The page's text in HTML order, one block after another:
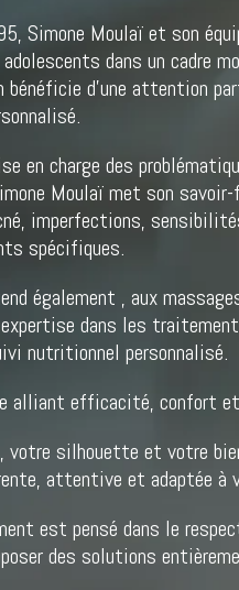
Simone Moulaï et son
dans un cadre
bénéficie d’une attention
en charge des
Moulaï met son
imperfections,
spécifiques.
également , aux
expertise dans les
nutritionnel personnalisé.
alliant efficacité, confort
votre silhouette et votre
attentive et adaptée à
est pensé dans le
des solutions